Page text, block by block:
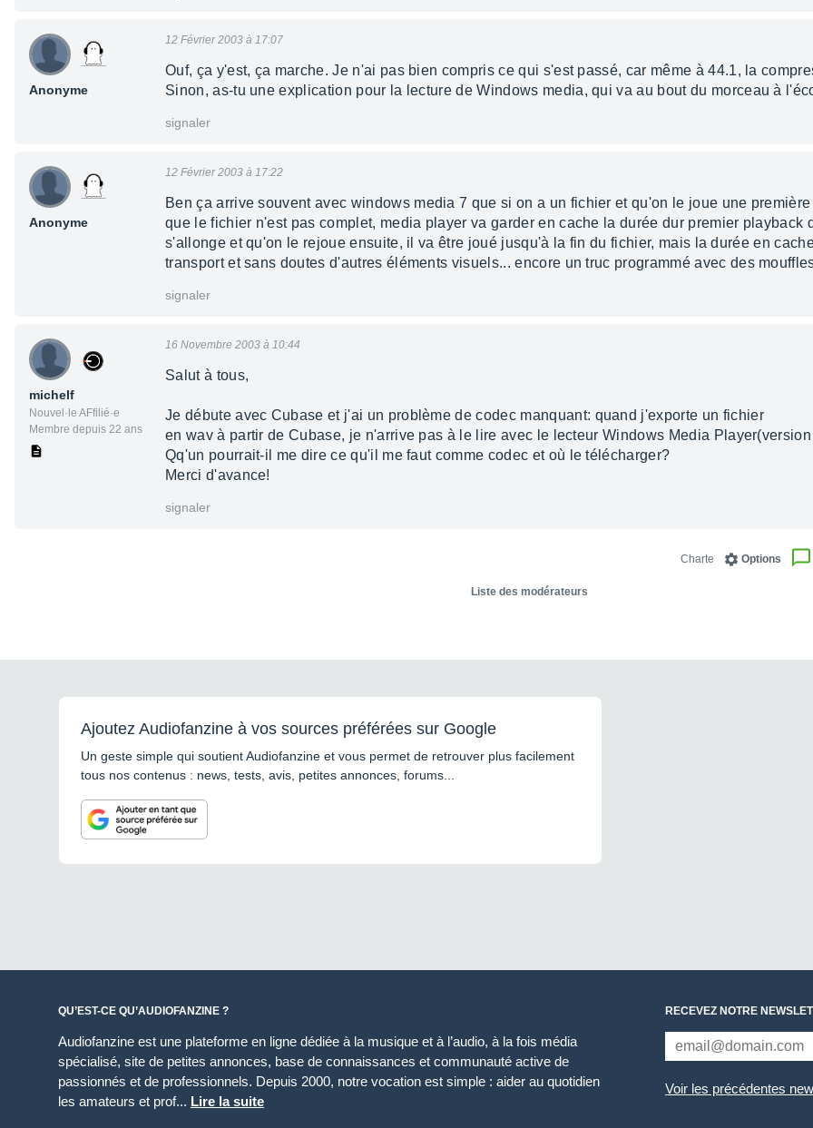
Anonyme
12 Février 2003 à 17:07
Ouf, ça y'est, ça marche. Je n'ai pas bien compris ce qui s'est passé, car même à 44.1, la
Sinon, as-tu une explication pour la lecture de Windows media, qui va au bout du morceau à
signaler
Anonyme
12 Février 2003 à 17:22
Ben ça arrive souvent avec windows media 7 que si on a un fichier et qu'on le joue une
que le fichier n'est pas complet, media player va garder en cache la durée dur premier playback
s'allonge et qu'on le rejoue ensuite, il va être joué jusqu'à la fin du fichier, mais la durée en
transport et sans doutes d'autres éléments visuels... encore un truc programmé avec des
signaler
michelf
Nouvel·le AFfilié·e
Membre depuis 22 ans
16 Novembre 2003 à 10:44
Salut à tous,
Je débute avec Cubase et j'ai un problème de codec manquant: quand j'exporte un fichier
en wav à partir de Cubase, je n'arrive pas à le lire avec le lecteur Windows Media Player(version
Qq'un pourrait-il me dire ce qu'il me faut comme codec et où le télécharger?
Merci d'avance!
signaler
Options
Charte
Liste des modérateurs
Ajoutez Audiofanzine à vos sources préférées sur Google
Un geste simple qui soutient Audiofanzine et vous permet de retrouver plus facilement
tous nos contenus : news, tests, avis, petites annonces, forums...
QU’EST-CE QU’AUDIOFANZINE ?
Audiofanzine est une plateforme en ligne dédiée à la musique et à l’audio, à la fois média
spécialisé, site de petites annonces, base de connaissances et communauté active de
passionnés et de professionnels. Depuis 2000, notre vocation est simple : aider au quotidien
les amateurs et prof... Lire la suite
RECEVEZ NOTRE
Voir les précédentes